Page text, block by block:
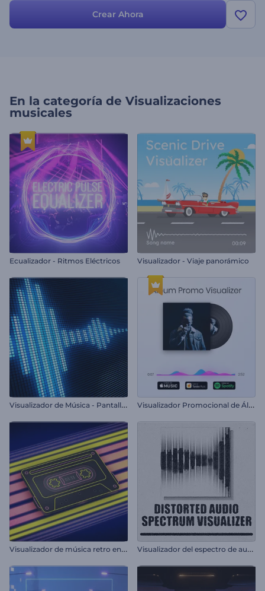
Crear Ahora
En la categoría de Visualizaciones
musicales
Ecualizador - Ritmos Eléctricos Visualizador - Viaje panorámico
V
isualizador de Música - Pantalla LCD V
isualizador Promocional de Álbum
V
isualizador de música retro en cassette V
isualizador del espectro de audio distorsionado